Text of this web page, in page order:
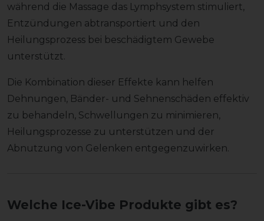
während die Massage das Lymphsystem stimuliert,
Entzündungen abtransportiert und den
Heilungsprozess bei beschädigtem Gewebe
unterstützt.
Die Kombination dieser Effekte kann helfen
Dehnungen, Bänder- und Sehnenschäden effektiv
zu behandeln, Schwellungen zu minimieren,
Heilungsprozesse zu unterstützen und der
Abnutzung von Gelenken entgegenzuwirken.
Welche Ice-Vibe Produkte gibt es?